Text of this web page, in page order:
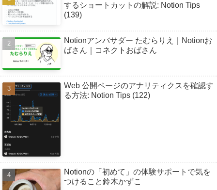
するショートカットの解説: Notion Tips
(139)
Notionアンバサダー たむらりえ｜Notionお
ばさん｜コネクトおばさん
Web 公開ページのアナリティクスを確認す
る方法: Notion Tips (122)
Notionの「初めて」の体験サポートで気を
つけること鈴木かずこ